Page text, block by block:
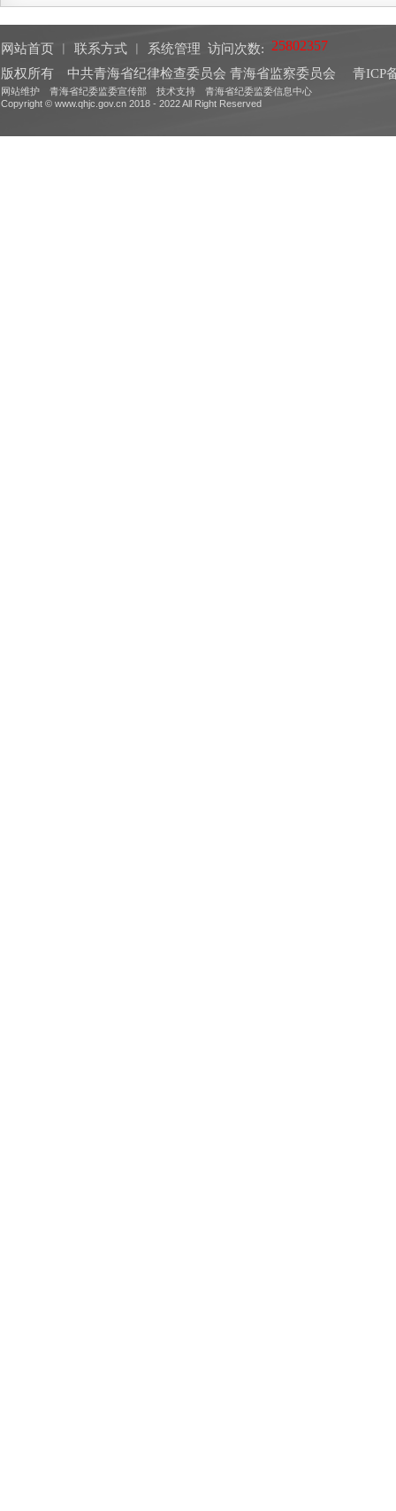
网站首页 联系方式 系统管理 访问次数:
版权所有 中共青海省纪律检查委员会 青海省监察委员会
青ICP
网站维护 青海省纪委监委宣传部 技术支持 青海省纪委监委信息中心
Copyright © www.qhjc.gov.cn 2018 - 2022 All Right Reserved